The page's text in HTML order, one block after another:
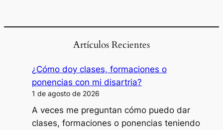
Artículos Recientes
¿Cómo doy clases, formaciones o
ponencias con mi disartria?
1 de agosto de 2026
A veces me preguntan cómo puedo dar
clases, formaciones o ponencias teniendo